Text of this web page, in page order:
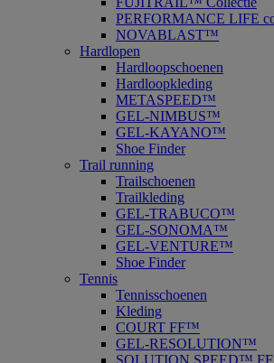
PERFORMANCE LIFE
NOVABLAST™
Hardlopen
Hardloopschoenen
Hardloopkleding
METASPEED™
GEL-NIMBUS™
GEL-KAYANO™
Shoe Finder
Trail running
Trailschoenen
Trailkleding
GEL-TRABUCO™
GEL-SONOMA™
GEL-VENTURE™
Shoe Finder
Tennis
Tennisschoenen
Kleding
COURT FF™
GEL-RESOLUTION™